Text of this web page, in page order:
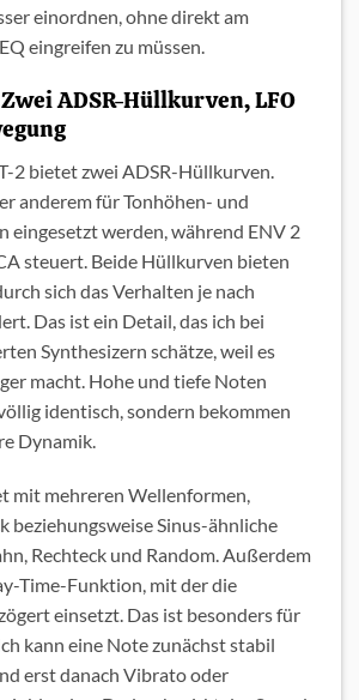
einordnen, ohne direkt am
eingreifen zu müssen.
ADSR-Hüllkurven, LFO
2 bietet zwei ADSR-Hüllkurven.
anderem für Tonhöhen- und
eingesetzt werden, während ENV 2
steuert. Beide Hüllkurven bieten
sich das Verhalten je nach
Das ist ein Detail, das ich bei
Synthesizern schätze, weil es
macht. Hohe und tiefe Noten
identisch, sondern bekommen
Dynamik.
mit mehreren Wellenformen,
beziehungsweise Sinus-ähnliche
Rechteck und Random. Außerdem
Time-Funktion, mit der die
einsetzt. Das ist besonders für
kann eine Note zunächst stabil
erst danach Vibrato oder